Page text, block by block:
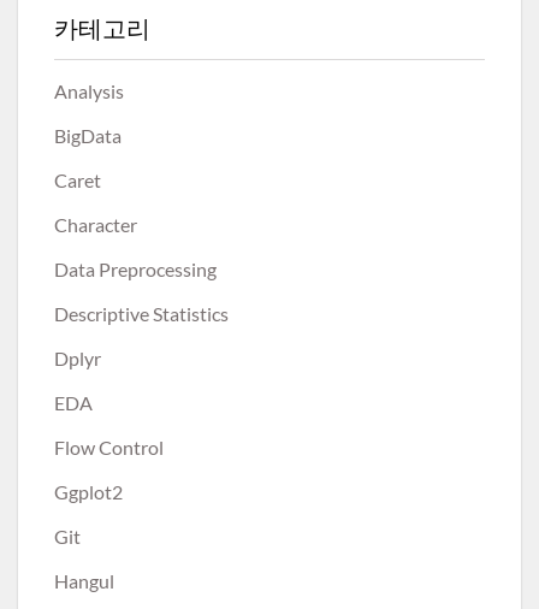
카테고리
Analysis
BigData
Caret
Character
Data Preprocessing
Descriptive Statistics
Dplyr
EDA
Flow Control
Ggplot2
Git
Hangul